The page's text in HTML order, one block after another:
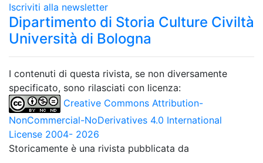
Iscriviti alla newsletter
Dipartimento di Storia Culture Civiltà
Università di Bologna
I contenuti di questa rivista, se non diversamente
specificato, sono rilasciati con licenza:
Creative Commons Attribution-
NonCommercial-NoDerivatives 4.0 International
License 2004- 2026
Storicamente è una rivista pubblicata da